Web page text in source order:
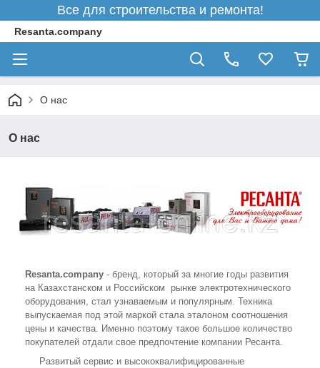
Все для строительства и ремонта!
Resanta.company
О нас
О нас
Resanta.company - бренд, который за многие годы развития
на Казахстанском и Российском рынке электротехнического
оборудования, стал узнаваемым и популярным. Техника
выпускаемая под этой маркой стала эталоном соотношения
цены и качества. Именно поэтому такое большое количество
покупателей отдали свое предпочтение компании Ресанта.
Развитый сервис и высококвалифицированные